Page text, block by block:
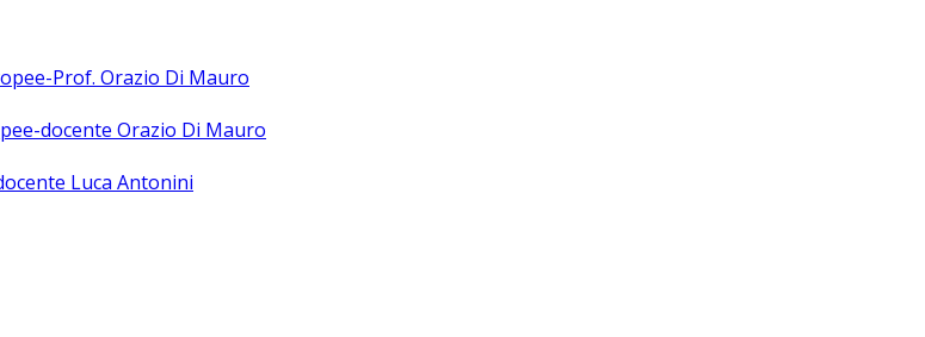
Prof. Orazio Di Mauro
docente Orazio Di Mauro
Luca Antonini